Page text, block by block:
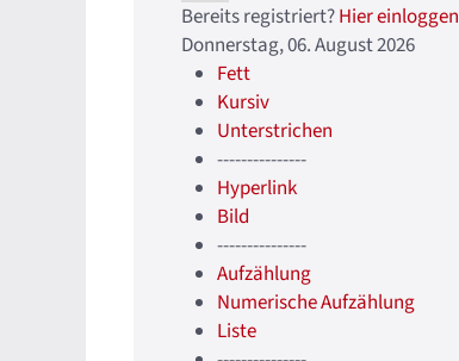
Bereits registriert?Hier einloggen
Donnerstag, 06. August 2026
Fett
Kursiv
Unterstrichen
---------------
Hyperlink
Bild
---------------
Aufzählung
Numerische Aufzählung
Liste